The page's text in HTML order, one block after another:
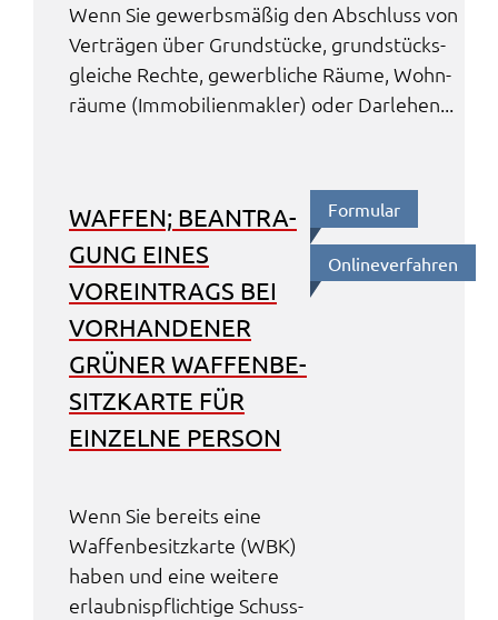
Wenn Sie gewerbs­mä­ßig den Abschluss von
Verträ­gen über Grund­stü­cke, grund­stücks­
glei­che Rech­te, gewerb­li­che Räume, Wohn­
räu­me (Immo­bi­li­en­mak­ler) oder Darle­hen...
WAFFEN; BEAN­TRA­
GUNG EINES
VOREIN­TRAGS BEI
VORHAN­DE­NER
GRÜNER WAFFEN­BE­
SITZ­KAR­TE FÜR
EINZEL­NE PERSON
Wenn Sie bereits eine
Waffen­be­sitz­kar­te (WBK)
haben und eine weite­re
erlaub­nis­pflich­ti­ge Schuss­
Formu­lar
Online­ver­fah­ren